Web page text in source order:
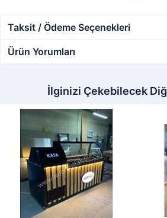
Taksit / Ödeme Seçenekleri
Ürün Yorumları
İlginizi Çekebilecek